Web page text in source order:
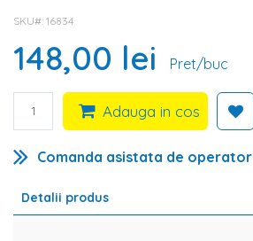
SKU# 16834
148,00 lei Pret/buc
Adauga in cos
Comanda asistata de operator
Detalii produs